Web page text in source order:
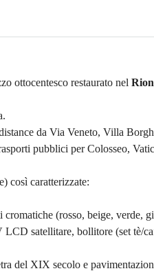
ottocentesco restaurato nel
da Via Veneto, Villa
pubblici per Colosseo,
così caratterizzate:
(rosso, beige, verde,
satellitare, bollitore (set tè/
del XIX secolo e